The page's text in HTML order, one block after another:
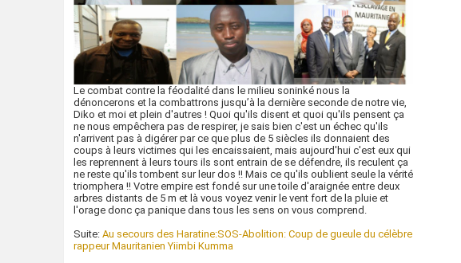
Le combat contre la féodalité dans le milieu soninké nous la
dénoncerons et la combattrons jusqu’à la dernière seconde de notre vie,
Diko et moi et plein d'autres ! Quoi qu'ils disent et quoi qu'ils pensent ça
ne nous empêchera pas de respirer, je sais bien c'est un échec qu'ils
n'arrivent pas à digérer par ce que plus de 5 siècles ils donnaient des
coups à leurs victimes qui les encaissaient, mais aujourd'hui c'est eux qui
les reprennent à leurs tours ils sont entrain de se défendre, ils reculent ça
ne reste qu'ils tombent sur leur dos !! Mais ce qu'ils oublient seule la vérité
triomphera !! Votre empire est fondé sur une toile d'araignée entre deux
arbres distants de 5 m et là vous voyez venir le vent fort de la pluie et
l'orage donc ça panique dans tous les sens on vous comprend.
Suite: Au secours des Haratine:SOS-Abolition: Coup de gueule du célèbre
rappeur Mauritanien Yiimbi Kumma